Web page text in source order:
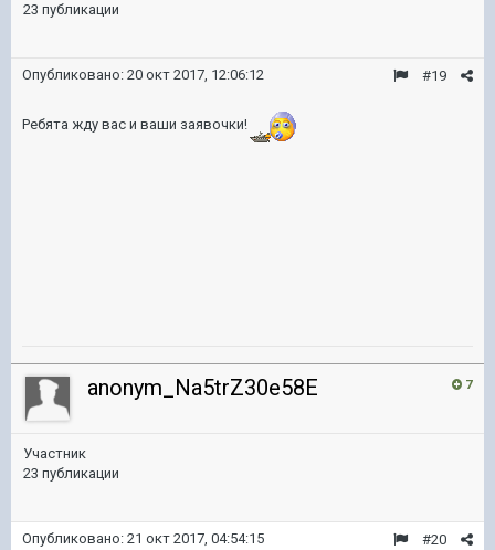
23 публикации
#19
Опубликовано: 20 окт 2017, 12:06:12
Ребята жду вас и ваши заявочки!
7
anonym_Na5trZ30e58E
Участник
23 публикации
#20
Опубликовано: 21 окт 2017, 04:54:15